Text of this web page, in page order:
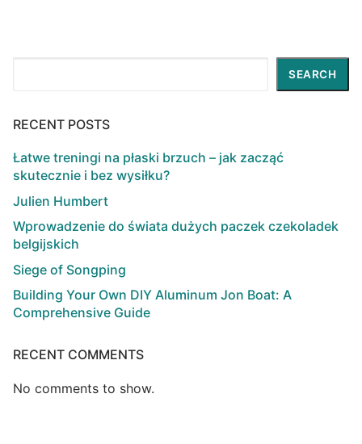
SEARCH
RECENT POSTS
Łatwe treningi na płaski brzuch – jak zacząć
skutecznie i bez wysiłku?
Julien Humbert
Wprowadzenie do świata dużych paczek czekoladek
belgijskich
Siege of Songping
Building Your Own DIY Aluminum Jon Boat: A
Comprehensive Guide
RECENT COMMENTS
No comments to show.